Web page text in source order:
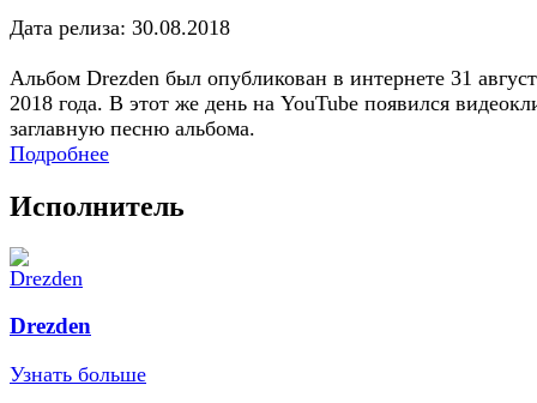
Дата релиза: 30.08.2018
Альбом Drezden был опубликован в интернете 31
2018 года. В этот же день на YouTube появился
заглавную песню альбома.
Подробнее
Исполнитель
Drezden
Узнать больше